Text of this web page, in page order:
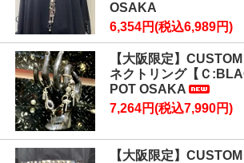
OSAKA
6,354円(税込6,989円)
【大阪限定】
ネクトリング【Ｃ
POT OSAKA
7,264円(税込7,990円)
【大阪限定】